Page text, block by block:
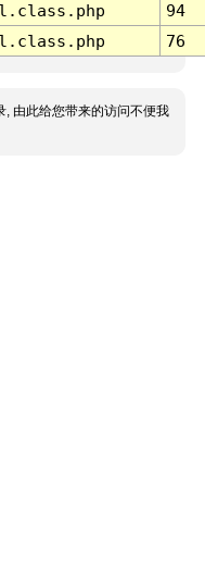
94
76
, 由此给您带来的访问不便我